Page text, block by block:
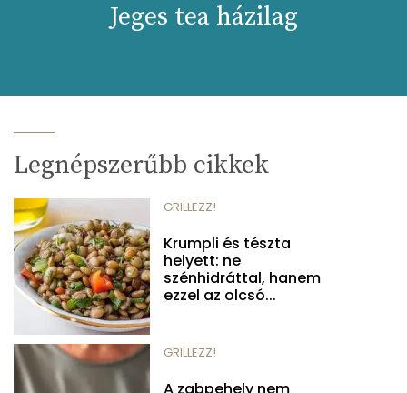
Jeges tea házilag
Legnépszerűbb cikkek
GRILLEZZ!
Krumpli és tészta
helyett: ne
szénhidráttal, hanem
ezzel az olcsó...
GRILLEZZ!